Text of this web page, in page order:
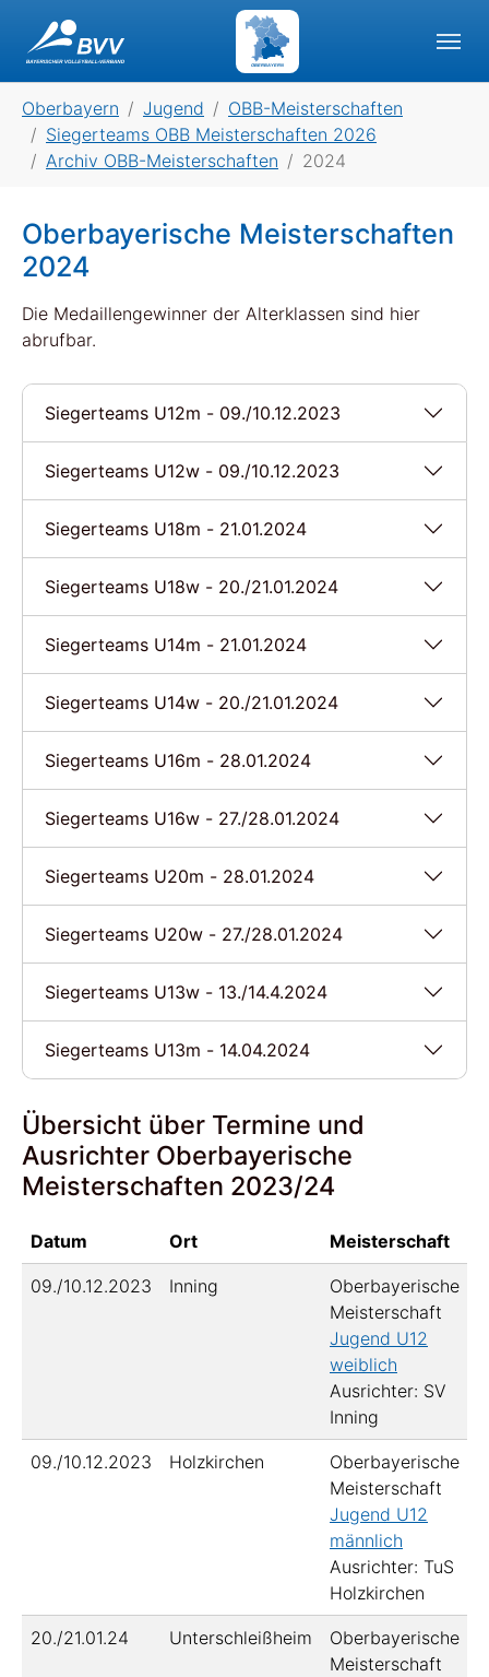
OBERBAYERN
Oberbayern Jugend
OBB-Meisterschaften
Siegerteams OBB Meisterschaften 2026
Archiv OBB-Meisterschaften
2024
Oberbayerische Meisterschaften
2024
Die Medaillengewinner der Alterklassen sind hier
abrufbar.
Siegerteams U12m - 09./10.12.2023
Siegerteams U12w - 09./10.12.2023
Siegerteams U18m - 21.01.2024
Siegerteams U18w - 20./21.01.2024
Siegerteams U14m - 21.01.2024
Siegerteams U14w - 20./21.01.2024
Siegerteams U16m - 28.01.2024
Siegerteams U16w - 27./28.01.2024
Siegerteams U20m - 28.01.2024
Siegerteams U20w - 27./28.01.2024
Siegerteams U13w - 13./14.4.2024
Siegerteams U13m - 14.04.2024
Übersicht über Termine und
Ausrichter Oberbayerische
Meisterschaften 2023/24
Datum Ort Meisterschaft
09./10.12.2023 Inning
Oberbayerische
Meisterschaft
Jugend U12
weiblich
Ausrichter: SV
Inning
09./10.12.2023 Holzkirchen
Oberbayerische
Meisterschaft
Jugend U12
männlich
Ausrichter: TuS
Holzkirchen
20./21.01.24 Unterschleißheim
Oberbayerische
Meisterschaft